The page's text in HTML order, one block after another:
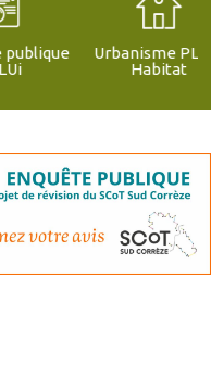
Urbanisme PLUI -
Habitat